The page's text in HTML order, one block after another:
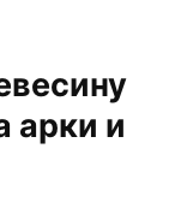
арки и